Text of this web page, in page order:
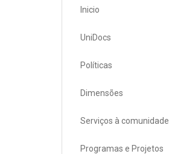
Inicio
UniDocs
Políticas
Dimensões
Serviços à comunidade
Programas e Projetos